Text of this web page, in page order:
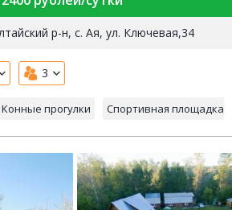
р-н, с. Ая, ул. Ключевая,34
3
Конные прогулки Спортивная площадка